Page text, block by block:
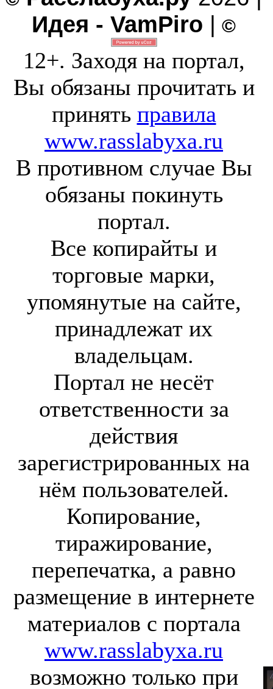
Идея - VamPiro | ©
12+. Заходя на портал,
Вы обязаны прочитать и
принять правила
www.rasslabyxa.ru
В противном случае Вы
обязаны покинуть
портал.
Все копирайты и
торговые марки,
упомянутые на сайте,
принадлежат их
владельцам.
Портал не несёт
ответственности за
действия
зарегистрированных на
нём пользователей.
Копирование,
тиражирование,
перепечатка, а равно
размещение в интернете
материалов с портала
www.rasslabyxa.ru
возможно только при